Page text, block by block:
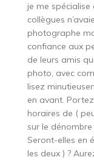
je me spécialise
collègues
photographe
confiance aux
de leurs amis
photo, avec
lisez
en avant.
horaires de (
sur le
Seront-elles en
les deux ) ?